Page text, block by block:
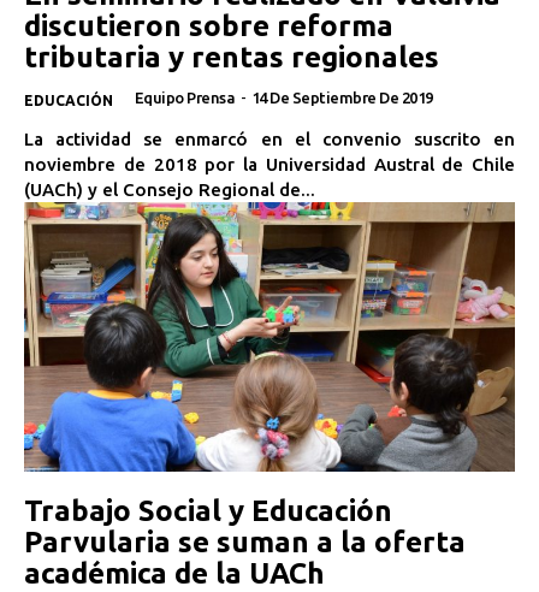
discutieron sobre reforma
tributaria y rentas regionales
EDUCACIÓN Equipo Prensa - 14 De Septiembre De 2019
La actividad se enmarcó en el convenio suscrito en
noviembre de 2018 por la Universidad Austral de Chile
(UACh) y el Consejo Regional de...
Trabajo Social y Educación
Parvularia se suman a la oferta
académica de la UACh